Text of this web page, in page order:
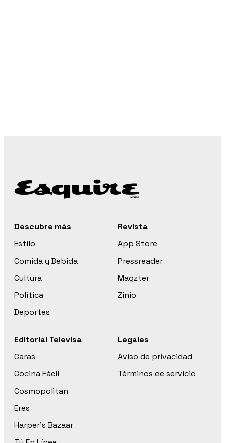
Descubre más
Estilo
Comida y Bebida
Cultura
Política
Deportes
Revista
App Store
Pressreader
Magzter
Zinio
Editorial Televisa
Caras
Cocina Fácil
Cosmopolitan
Eres
Harper’s Bazaar
Legales
Aviso de privacidad
Términos de servicio